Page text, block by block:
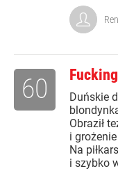
Duńskie
Obraził
i
Na
i szybko
60